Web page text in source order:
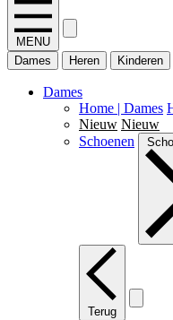
MENU
Dames
Heren Kinderen
Dames
Home | Dames
Nieuw Nieuw
Schoenen
Terug